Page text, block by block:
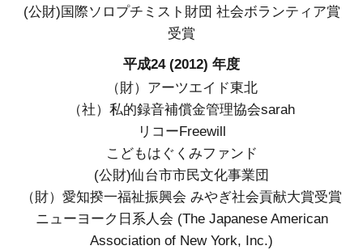
(公財)国際ソロプチミスト財団 社会ボランティア賞
受賞
平成24 (2012) 年度
（財）アーツエイド東北
（社）私的録音補償金管理協会sarah
リコーFreewill
こどもはぐくみファンド
(公財)仙台市市民文化事業団
（財）愛知揆一福祉振興会 みやぎ社会貢献大賞受賞
ニューヨーク日系人会 (The Japanese American
Association of New York, Inc.)